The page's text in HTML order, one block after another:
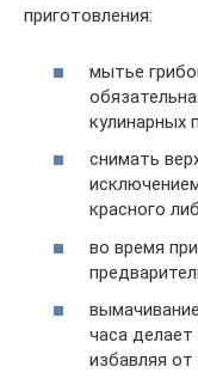
приготовления:
мытье
кулинарных
снимать
красного
во время
часа
избавляя от